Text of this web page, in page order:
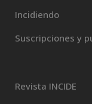
Incidiendo
Suscripciones y
Revista INCIDE